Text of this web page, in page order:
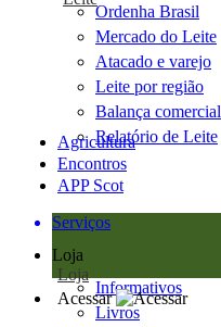
Ordenha Brasil
Mercado do Leite
Atacado e varejo
Leite por região
Balança comercial
Relatório de Leite
Agricultura
Encontros
APP Scot
Serviços
Loja
Loja
Informativos
Livros
Acessar